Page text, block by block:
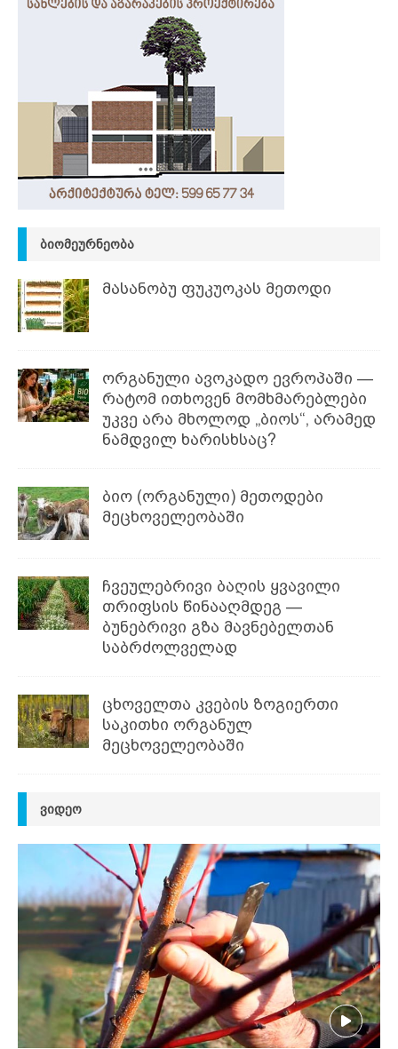
ᲑᲘᲝᲛᲔᲣᲠᲜᲔᲝᲑᲐ
მასანობუ ფუკუოკას მეთოდი
ორგანული ავოკადო ევროპაში —
რატომ ითხოვენ მომხმარებლები
უკვე არა მხოლოდ „ბიოს“, არამედ
ნამდვილ ხარისხსაც?
ბიო (ორგანული) მეთოდები
მეცხოველეობაში
ჩვეულებრივი ბაღის ყვავილი
თრიფსის წინააღმდეგ —
ბუნებრივი გზა მავნებელთან
საბრძოლველად
ცხოველთა კვების ზოგიერთი
საკითხი ორგანულ
მეცხოველეობაში
ᲕᲘᲓᲔᲝ